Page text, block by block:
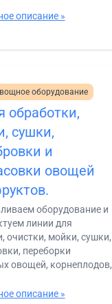
описание »
оборудование
обработки,
сушки,
и
овощей
оборудование и
линии для
очистки, мойки, сушки,
переборки
овощей, корнеплодов,
описание »